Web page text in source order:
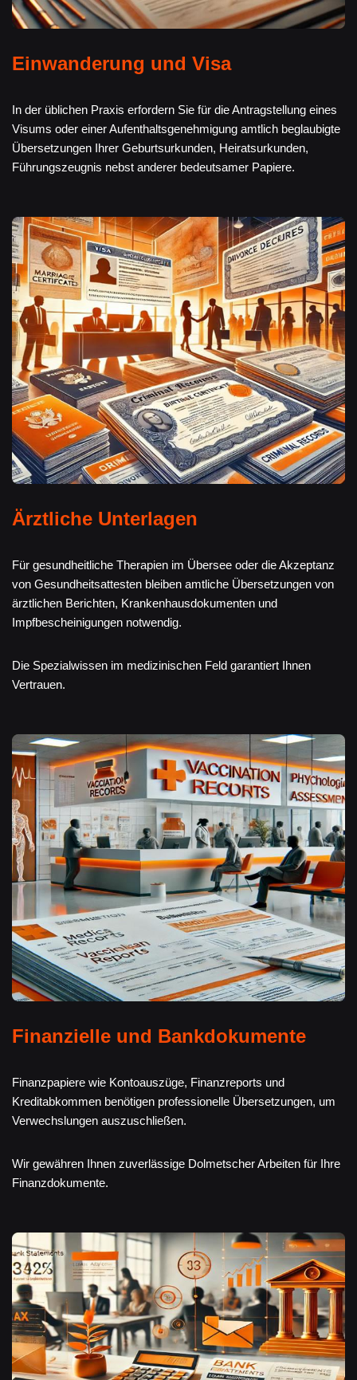
Einwanderung und Visa
In der üblichen Praxis erfordern Sie für die Antragstellung eines
Visums oder einer Aufenthaltsgenehmigung amtlich beglaubigte
Übersetzungen Ihrer Geburtsurkunden, Heiratsurkunden,
Führungszeugnis nebst anderer bedeutsamer Papiere.
Ärztliche Unterlagen
Für gesundheitliche Therapien im Übersee oder die Akzeptanz
von Gesundheitsattesten bleiben amtliche Übersetzungen von
ärztlichen Berichten, Krankenhausdokumenten und
Impfbescheinigungen notwendig.
Die Spezialwissen im medizinischen Feld garantiert Ihnen
Vertrauen.
Finanzielle und Bankdokumente
Finanzpapiere wie Kontoauszüge, Finanzreports und
Kreditabkommen benötigen professionelle Übersetzungen, um
Verwechslungen auszuschließen.
Wir gewähren Ihnen zuverlässige Dolmetscher Arbeiten für Ihre
Finanzdokumente.